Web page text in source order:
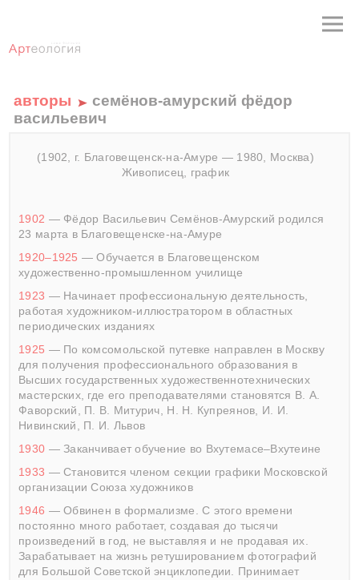
авторы
семёнов-амурский фёдор
васильевич
(1902, г. Благовещенск-на-Амуре — 1980, Москва)
Живописец, график
1902 — Фёдор Васильевич Семёнов-Амурский родился
23 марта в Благовещенске-на-Амуре
1920–1925 — Обучается в Благовещенском
художественно-промышленном училище
1923 — Начинает профессиональную деятельность,
работая художником-иллюстратором в областных
периодических изданиях
1925 — По комсомольской путевке направлен в Москву
для получения профессионального образования в
Высших государственных художественнотехнических
мастерских, где его преподавателями становятся В. А.
Фаворский, П. В. Митурич, Н. Н. Купреянов, И. И.
Нивинский, П. И. Львов
1930 — Заканчивает обучение во Вхутемасе–Вхутеине
1933 — Становится членом секции графики Московской
организации Союза художников
1946 — Обвинен в формализме. С этого времени
постоянно много работает, создавая до тысячи
произведений в год, не выставляя и не продавая их.
Зарабатывает на жизнь ретушированием фотографий
для Большой Советской энциклопедии. Принимает